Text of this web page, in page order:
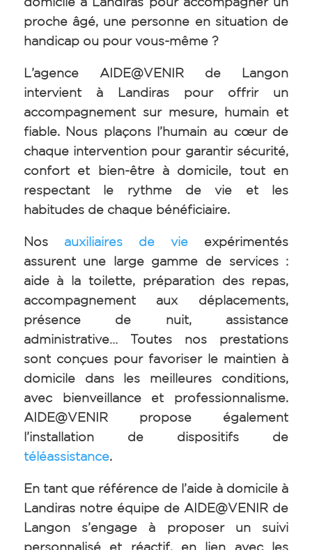
proche âgé, une personne en situation de
handicap ou pour vous-même ?
L’agence AIDE@VENIR de Langon
intervient à Landiras pour offrir un
accompagnement sur mesure, humain et
fiable. Nous plaçons l’humain au cœur de
chaque intervention pour garantir sécurité,
confort et bien-être à domicile, tout en
respectant le rythme de vie et les
habitudes de chaque bénéficiaire.
Nos auxiliaires de vie expérimentés
assurent une large gamme de services :
aide à la toilette, préparation des repas,
accompagnement aux déplacements,
présence de nuit, assistance
administrative… Toutes nos prestations
sont conçues pour favoriser le maintien à
domicile dans les meilleures conditions,
avec bienveillance et professionnalisme.
AIDE@VENIR propose également
l’installation de dispositifs de
téléassistance.
En tant que référence de l’aide à domicile à
Landiras notre équipe de AIDE@VENIR de
Langon s’engage à proposer un suivi
personnalisé et réactif, en lien avec les